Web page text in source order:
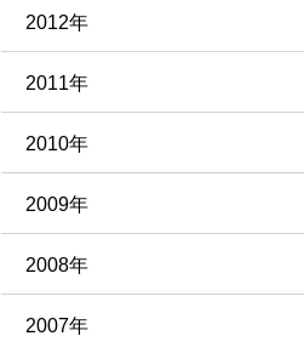
2012年
2011年
2010年
2009年
2008年
2007年